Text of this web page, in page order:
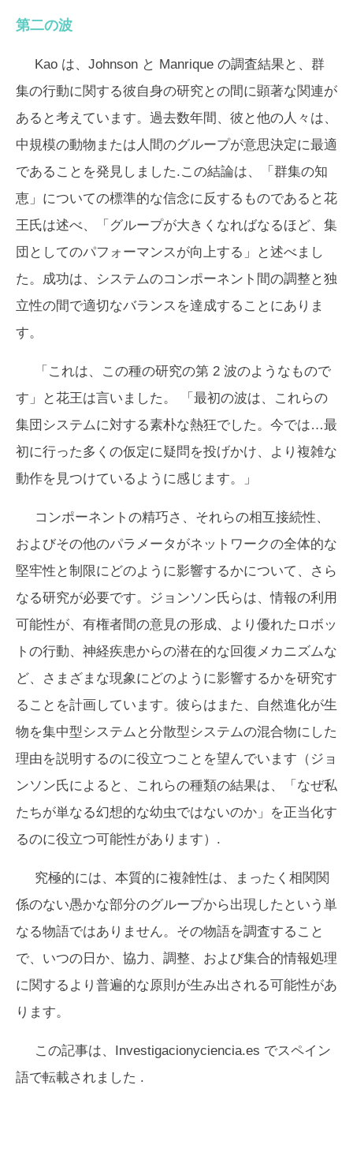
第二の波
Kao は、Johnson と Manrique の調査結果と、群
集の行動に関する彼自身の研究との間に顕著な関連が
あると考えています。過去数年間、彼と他の人々は、
中規模の動物または人間のグループが意思決定に最適
であることを発見しました.この結論は、「群集の知
恵」についての標準的な信念に反するものであると花
王氏は述べ、「グループが大きくなればなるほど、集
団としてのパフォーマンスが向上する」と述べまし
た。成功は、システムのコンポーネント間の調整と独
立性の間で適切なバランスを達成することにありま
す。
「これは、この種の研究の第 2 波のようなもので
す」と花王は言いました。 「最初の波は、これらの
集団システムに対する素朴な熱狂でした。今では…最
初に行った多くの仮定に疑問を投げかけ、より複雑な
動作を見つけているように感じます。」
コンポーネントの精巧さ、それらの相互接続性、
およびその他のパラメータがネットワークの全体的な
堅牢性と制限にどのように影響するかについて、さら
なる研究が必要です。ジョンソン氏らは、情報の利用
可能性が、有権者間の意見の形成、より優れたロボッ
トの行動、神経疾患からの潜在的な回復メカニズムな
ど、さまざまな現象にどのように影響するかを研究す
ることを計画しています。彼らはまた、自然進化が生
物を集中型システムと分散型システムの混合物にした
理由を説明するのに役立つことを望んでいます（ジョ
ンソン氏によると、これらの種類の結果は、「なぜ私
たちが単なる幻想的な幼虫ではないのか」を正当化す
るのに役立つ可能性があります）.
究極的には、本質的に複雑性は、まったく相関関
係のない愚かな部分のグループから出現したという単
なる物語ではありません。その物語を調査すること
で、いつの日か、協力、調整、および集合的情報処理
に関するより普遍的な原則が生み出される可能性があ
ります。
この記事は、Investigacionyciencia.es でスペイン
語で転載されました .